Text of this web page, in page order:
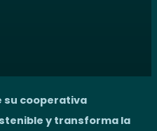
su cooperativa
y transforma la